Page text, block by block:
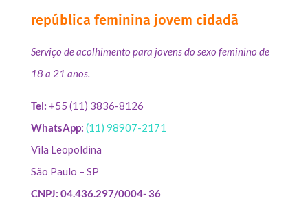
república feminina jovem cidadã
Serviço de acolhimento para jovens do sexo feminino de
18 a 21 anos.
Tel: +55 (11) 3836-8126
WhatsApp: (11) 98907-2171
Vila Leopoldina
São Paulo – SP
CNPJ: 04.436.297/0004- 36